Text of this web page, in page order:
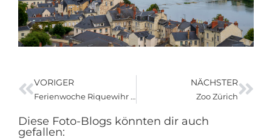
VORIGER
Ferienwoche Riquewihr – Tierpark Bell – Müllhausen
NÄCHSTER
Zoo Zürich
Diese Foto-Blogs könnten dir auch
gefallen: